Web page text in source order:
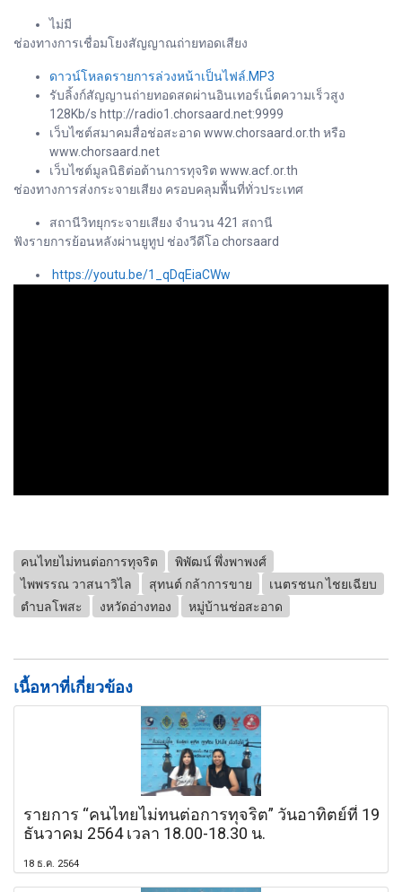
ไม่มี
ช่องทางการเชื่อมโยงสัญญาณถ่ายทอดเสียง
ดาวน์โหลดรายการล่วงหน้าเป็นไฟล์.MP3
รับลิ้งก์สัญญานถ่ายทอดสดผ่านอินเทอร์เน็ตความเร็วสูง
128Kb/s http://radio1.chorsaard.net:9999
เว็บไซต์สมาคมสื่อช่อสะอาด www.chorsaard.or.th หรือ
www.chorsaard.net
เว็บไซต์มูลนิธิต่อต้านการทุจริต www.acf.or.th
ช่องทางการส่งกระจายเสียง ครอบคลุมพื้นที่ทั่วประเทศ
สถานีวิทยุกระจายเสียง จำนวน 421 สถานี
ฟังรายการย้อนหลังผ่านยูทูป ช่องวีดีโอ chorsaard
https://youtu.be/1_qDqEiaCWw
คนไทยไม่ทนต่อการทุจริต
พิพัฒน์ พึ่งพาพงศ์
ไพพรรณ วาสนาวิไล
สุทนต์ กล้าการขาย
เนตรชนก ไชยเฉียบ
ตำบลโพสะ
งหวัดอ่างทอง หมู่บ้านช่อสะอาด
เนื้อหาที่เกี่ยวข้อง
รายการ “คนไทยไม่ทนต่อการทุจริต” วันอาทิตย์ที่ 19
ธันวาคม 2564 เวลา 18.00-18.30 น.
18 ธ.ค. 2564